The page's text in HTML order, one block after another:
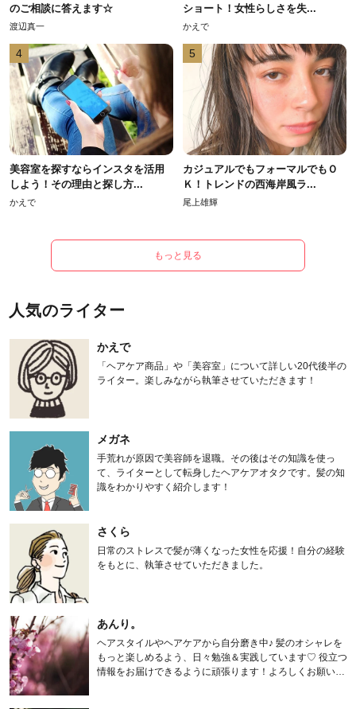
のご相談に答えます☆
渡辺真一
ショート！女性らしさを失...
かえで
4
美容室を探すならインスタを活用
しよう！その理由と探し方...
かえで
5
カジュアルでもフォーマルでもＯ
Ｋ！トレンドの西海岸風ラ...
尾上雄輝
もっと見る
人気のライター
かえで
「ヘアケア商品」や「美容室」について詳しい20代後半の
ライター。楽しみながら執筆させていただきます！
メガネ
手荒れが原因で美容師を退職。その後はその知識を使っ
て、ライターとして転身したヘアケアオタクです。髪の知
識をわかりやすく紹介します！
さくら
日常のストレスで髪が薄くなった女性を応援！自分の経験
をもとに、執筆させていただきました。
あんり。
ヘアスタイルやヘアケアから自分磨き中♪ 髪のオシャレを
もっと楽しめるよう、日々勉強＆実践しています♡ 役立つ
情報をお届けできるように頑張ります！よろしくお願いし